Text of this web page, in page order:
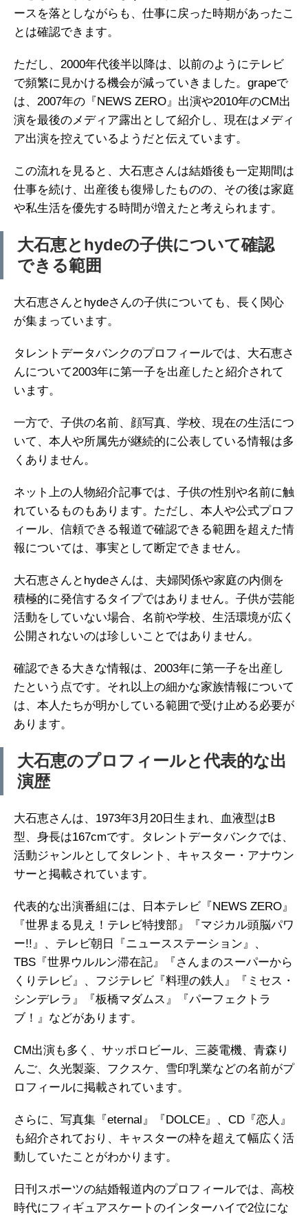
ースを落としながらも、仕事に戻った時期があったこ
とは確認できます。
ただし、2000年代後半以降は、以前のようにテレビ
で頻繁に見かける機会が減っていきました。grapeで
は、2007年の『NEWS ZERO』出演や2010年のCM出
演を最後のメディア露出として紹介し、現在はメディ
ア出演を控えているようだと伝えています。
この流れを見ると、大石恵さんは結婚後も一定期間は
仕事を続け、出産後も復帰したものの、その後は家庭
や私生活を優先する時間が増えたと考えられます。
大石恵とhydeの子供について確認
できる範囲
大石恵さんとhydeさんの子供についても、長く関心
が集まっています。
タレントデータバンクのプロフィールでは、大石恵さ
んについて2003年に第一子を出産したと紹介されて
います。
一方で、子供の名前、顔写真、学校、現在の生活につ
いて、本人や所属先が継続的に公表している情報は多
くありません。
ネット上の人物紹介記事では、子供の性別や名前に触
れているものもあります。ただし、本人や公式プロフ
ィール、信頼できる報道で確認できる範囲を超えた情
報については、事実として断定できません。
大石恵さんとhydeさんは、夫婦関係や家庭の内側を
積極的に発信するタイプではありません。子供が芸能
活動をしていない場合、名前や学校、生活環境が広く
公開されないのは珍しいことではありません。
確認できる大きな情報は、2003年に第一子を出産し
たという点です。それ以上の細かな家族情報について
は、本人たちが明かしている範囲で受け止める必要が
あります。
大石恵のプロフィールと代表的な出
演歴
大石恵さんは、1973年3月20日生まれ、血液型はB
型、身長は167cmです。タレントデータバンクでは、
活動ジャンルとしてタレント、キャスター・アナウン
サーと掲載されています。
代表的な出演番組には、日本テレビ『NEWS ZERO』
『世界まる見え！テレビ特捜部』『マジカル頭脳パワ
ー!!』、テレビ朝日『ニュースステーション』、
TBS『世界ウルルン滞在記』『さんまのスーパーから
くりテレビ』、フジテレビ『料理の鉄人』『ミセス・
シンデレラ』『板橋マダムス』『パーフェクトラ
ブ！』などがあります。
CM出演も多く、サッポロビール、三菱電機、青森り
んご、久光製薬、フクスケ、雪印乳業などの名前がプ
ロフィールに掲載されています。
さらに、写真集『eternal』『DOLCE』、CD『恋人』
も紹介されており、キャスターの枠を超えて幅広く活
動していたことがわかります。
日刊スポーツの結婚報道内のプロフィールでは、高校
時代にフィギュアスケートのインターハイで2位にな